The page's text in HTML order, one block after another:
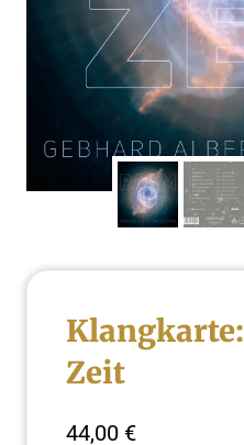
Zeit
44,00 €